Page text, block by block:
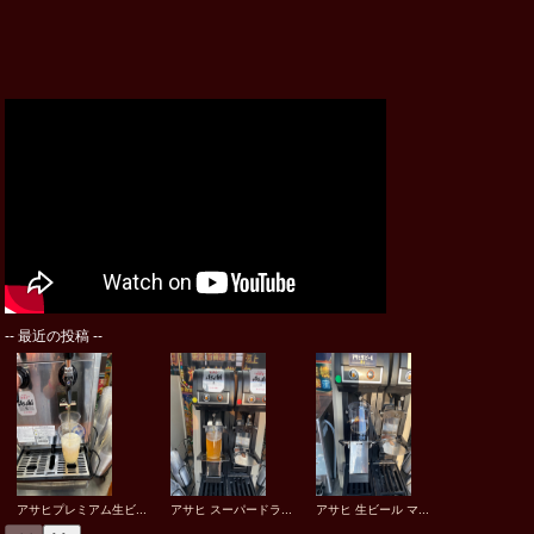
--最近の投稿 --
アサヒプレミアム生ビ... アサヒ スーパードラ... アサヒ 生ビール マ...